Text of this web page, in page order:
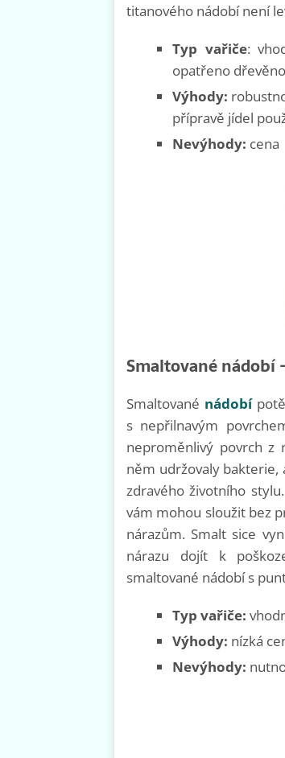
titanového nádobí není
Typ vařiče:
opatřeno
Výhody:
přípravě jídel
Nevýhody: cena
Smaltované nádobí
Smaltované nádobí
s nepřilnavým
neproměnlivý povrch z
něm udržovaly bakterie,
zdravého životního
vám mohou sloužit bez
nárazům. Smalt sice
nárazu dojít k
smaltované nádobí s
Typ vařiče:
Výhody: nízká
Nevýhody: